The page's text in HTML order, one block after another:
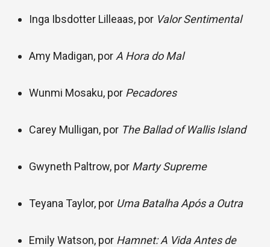
Inga Ibsdotter Lilleaas, por Valor Sentimental
Amy Madigan, por A Hora do Mal
Wunmi Mosaku, por Pecadores
Carey Mulligan, por The Ballad of Wallis Island
Gwyneth Paltrow, por Marty Supreme
Teyana Taylor, por Uma Batalha Após a Outra
Emily Watson, por Hamnet: A Vida Antes de